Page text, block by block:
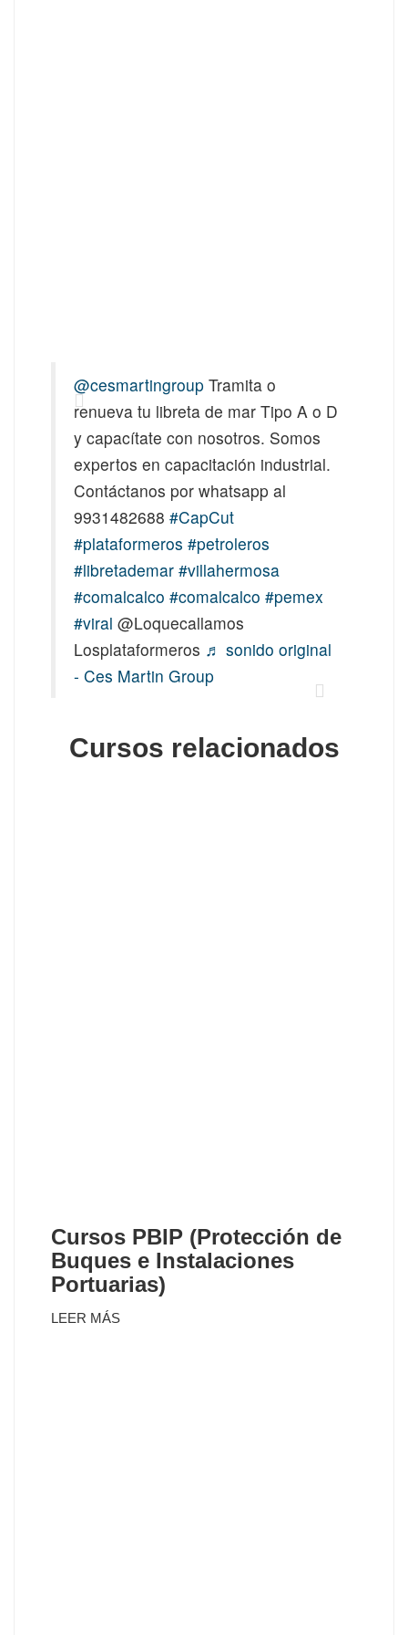
@cesmartingroup Tramita o
renueva tu libreta de mar Tipo A o D
y capacítate con nosotros. Somos
expertos en capacitación industrial.
Contáctanos por whatsapp al
9931482688 #CapCut
#plataformeros #petroleros
#libretademar #villahermosa
#comalcalco #comalcalco #pemex
#viral @Loquecallamos
Losplataformeros ♬ sonido original
- Ces Martin Group
Cursos relacionados
Cursos PBIP (Protección de
Buques e Instalaciones
Portuarias)
LEER MÁS